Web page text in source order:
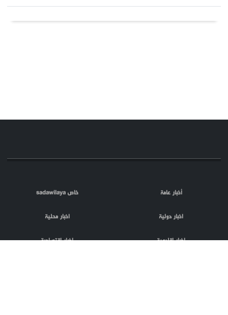
أخبار عامة خاص sadawilaya
اخبار دولية اخبار محلية
اخبار اقليمية اخبار اقتصادية